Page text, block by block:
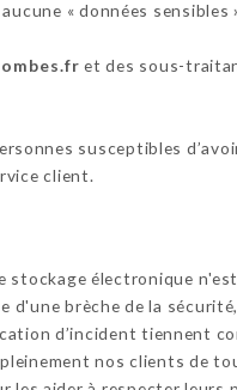
« données sensibles
et des sous-
susceptibles
client.
stockage électronique
d'une brèche de la
d’incident tiennent
nos clients de